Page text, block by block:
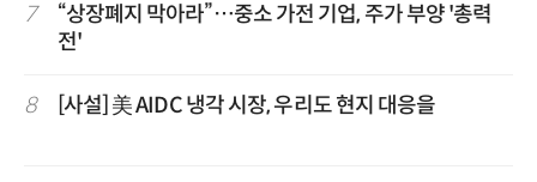
7
“상장폐지 막아라”…중소 가전 기업, 주가 부양 '총력
전'
8 [사설] 美 AIDC 냉각 시장, 우리도 현지 대응을